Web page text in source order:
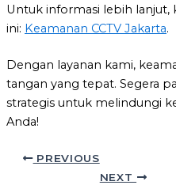
Untuk informasi lebih lanjut,
ini: Keamanan CCTV Jakarta.
Dengan layanan kami,
tangan yang tepat. Segera
strategis untuk melindungi
Anda!
PREVIOUS
NEXT